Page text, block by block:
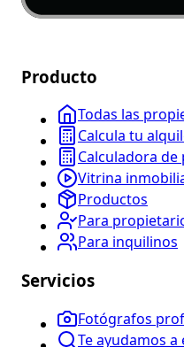
Producto
Todas las
Calcula tu
Calculadora
Vitrina
Productos
Para
Para inquilinos
Servicios
Fotógrafos
Te ayudamos